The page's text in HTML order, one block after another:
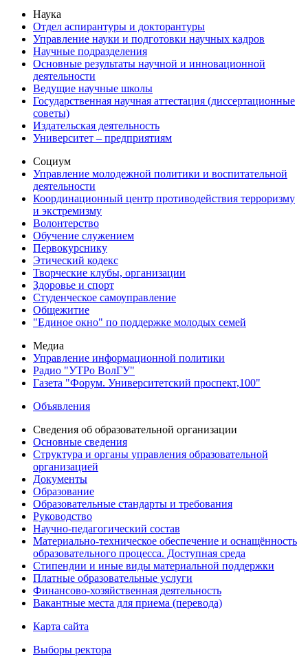
Наука
Отдел аспирантуры и докторантуры
Управление науки и подготовки научных кадров
Научные подразделения
Основные результаты научной и инновационной
деятельности
Ведущие научные школы
Государственная научная аттестация (диссертационные
советы)
Издательская деятельность
Университет – предприятиям
Социум
Управление молодежной политики и воспитательной
деятельности
Координационный центр противодействия терроризму
и экстремизму
Волонтерство
Обучение служением
Первокурснику
Этический кодекс
Творческие клубы, организации
Здоровье и спорт
Студенческое самоуправление
Общежитие
"Единое окно" по поддержке молодых семей
Медиа
Управление информационной политики
Радио "УТРо ВолГУ"
Газета "Форум. Университетский проспект,100"
Объявления
Сведения об образовательной организации
Основные сведения
Структура и органы управления образовательной
организацией
Документы
Образование
Образовательные стандарты и требования
Руководство
Научно-педагогический состав
Материально-техническое обеспечение и оснащённость
образовательного процесса. Доступная среда
Стипендии и иные виды материальной поддержки
Платные образовательные услуги
Финансово-хозяйственная деятельность
Вакантные места для приема (перевода)
Карта сайта
Выборы ректора